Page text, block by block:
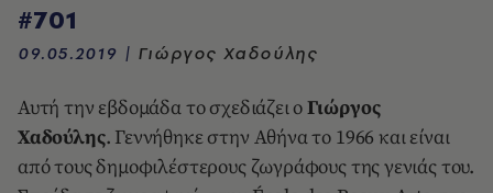
#701
09.05.2019 | Γιώργος Χαδούλης
Αυτή την εβδομάδα το σχεδιάζει οΓιώργος
Χαδούλης. Γεννήθηκε στην Αθήνα το 1966 και είναι
από τους δημοφιλέστερους ζωγράφους της γενιάς του.